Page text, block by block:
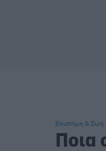
Επιστήμη & Ζωή
Ποια